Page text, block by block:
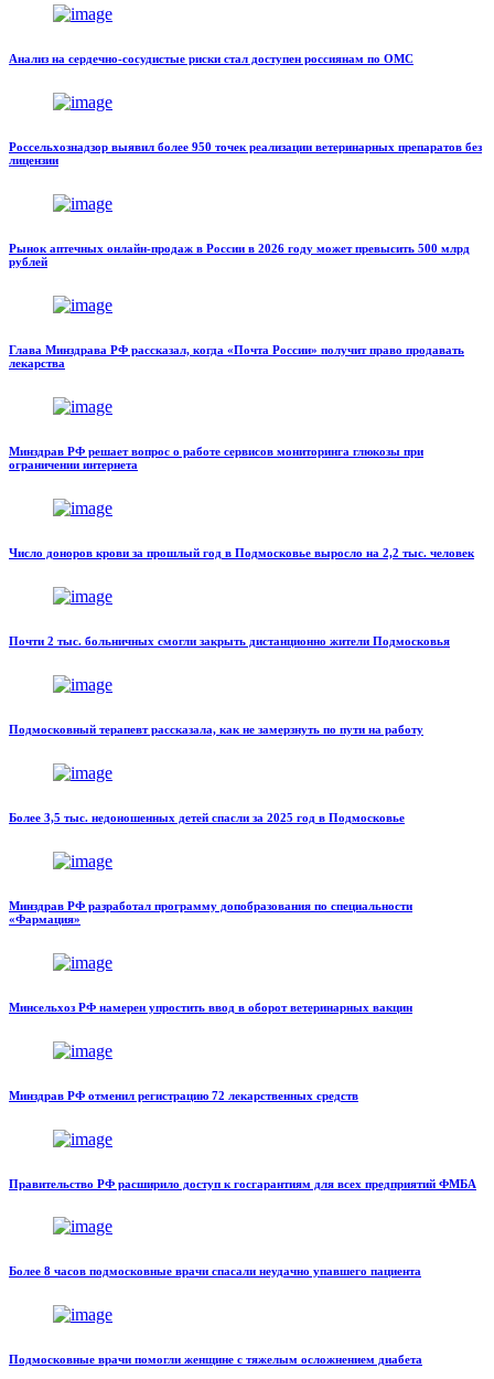
Анализ на сердечно-сосудистые риски стал доступен россиянам по ОМС
Россельхознадзор выявил более 950 точек реализации ветеринарных препаратов без
лицензии
Рынок аптечных онлайн-продаж в России в 2026 году может превысить 500 млрд
рублей
Глава Минздрава РФ рассказал, когда «Почта России» получит право продавать
лекарства
Минздрав РФ решает вопрос о работе сервисов мониторинга глюкозы при
ограничении интернета
Число доноров крови за прошлый год в Подмосковье выросло на 2,2 тыс. человек
Почти 2 тыс. больничных смогли закрыть дистанционно жители Подмосковья
Подмосковный терапевт рассказала, как не замерзнуть по пути на работу
Более 3,5 тыс. недоношенных детей спасли за 2025 год в Подмосковье
Минздрав РФ разработал программу допобразования по специальности
«Фармация»
Минсельхоз РФ намерен упростить ввод в оборот ветеринарных вакцин
Минздрав РФ отменил регистрацию 72 лекарственных средств
Правительство РФ расширило доступ к госгарантиям для всех предприятий ФМБА
Более 8 часов подмосковные врачи спасали неудачно упавшего пациента
Подмосковные врачи помогли женщине с тяжелым осложнением диабета